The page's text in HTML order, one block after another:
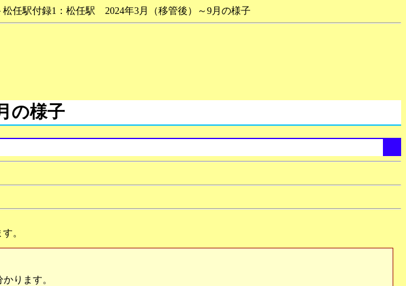
松任駅付録1：松任駅 2024年3月（移管後）～9月の様子
の様子
。
ります。